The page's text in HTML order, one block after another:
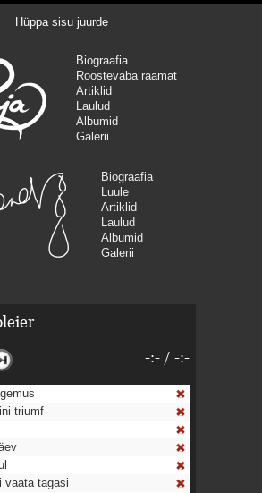
Hüppa sisu juurde
Biograafia
Roostevaba raamat
Artiklid
Laulud
Albumid
Galerii
Biograafia
Luule
Artiklid
Laulud
Albumid
Galerii
-:- / -:-
triumf
vaata tagasi